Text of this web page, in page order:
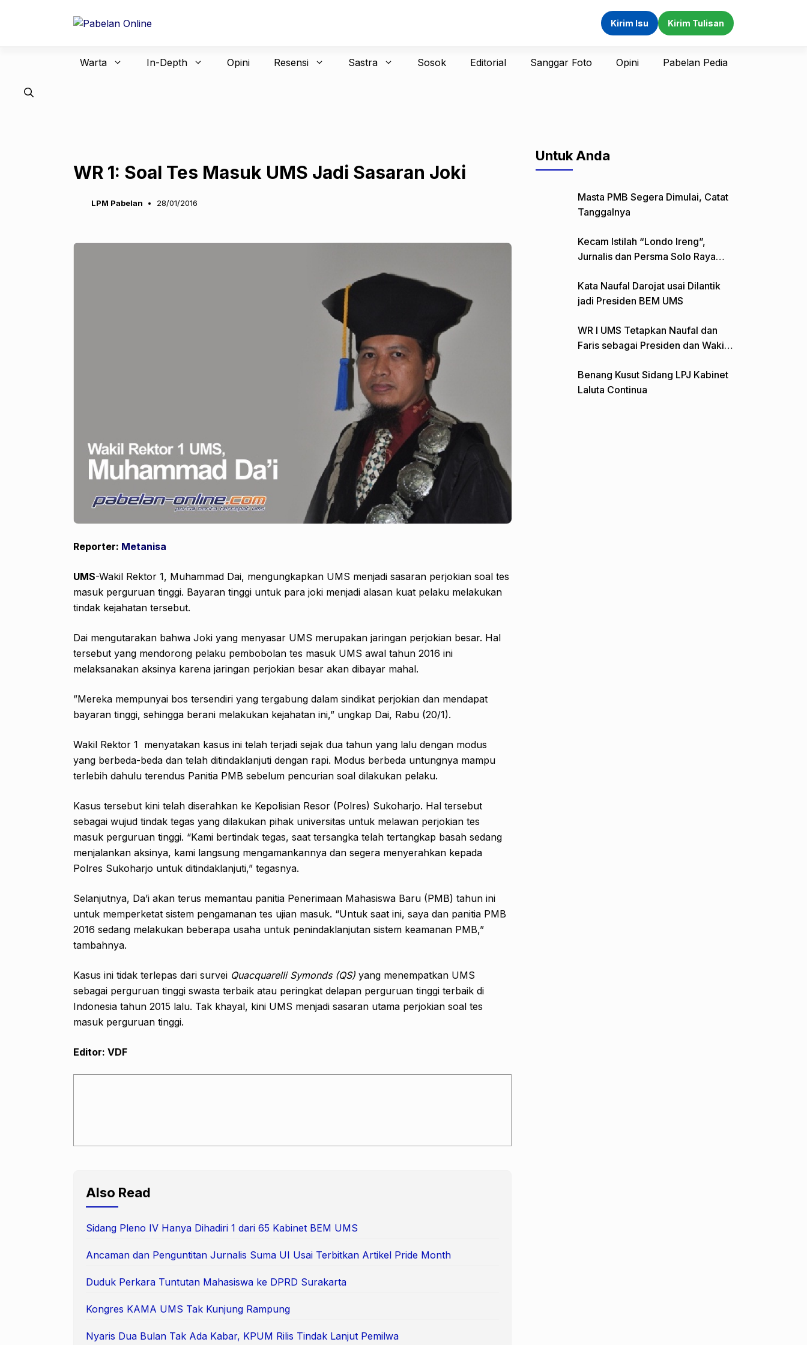
Kirim Isu Kirim Tulisan
Warta In-Depth Opini Resensi Sastra Sosok Editorial Sanggar Foto Opini Pabelan Pedia
WR 1: Soal Tes Masuk UMS Jadi Sasaran Joki
LPM Pabelan 28/01/2016
Reporter: Metanisa
UMS-Wakil Rektor 1, Muhammad Dai, mengungkapkan UMS menjadi sasaran perjokian soal tes
masuk perguruan tinggi. Bayaran tinggi untuk para joki menjadi alasan kuat pelaku melakukan
tindak kejahatan tersebut.
Dai mengutarakan bahwa Joki yang menyasar UMS merupakan jaringan perjokian besar. Hal
tersebut yang mendorong pelaku pembobolan tes masuk UMS awal tahun 2016 ini
melaksanakan aksinya karena jaringan perjokian besar akan dibayar mahal.
”Mereka mempunyai bos tersendiri yang tergabung dalam sindikat perjokian dan mendapat
bayaran tinggi, sehingga berani melakukan kejahatan ini,” ungkap Dai, Rabu (20/1).
Wakil Rektor 1 menyatakan kasus ini telah terjadi sejak dua tahun yang lalu dengan modus
yang berbeda-beda dan telah ditindaklanjuti dengan rapi. Modus berbeda untungnya mampu
terlebih dahulu terendus Panitia PMB sebelum pencurian soal dilakukan pelaku.
Kasus tersebut kini telah diserahkan ke Kepolisian Resor (Polres) Sukoharjo. Hal tersebut
sebagai wujud tindak tegas yang dilakukan pihak universitas untuk melawan perjokian tes
masuk perguruan tinggi. “Kami bertindak tegas, saat tersangka telah tertangkap basah sedang
menjalankan aksinya, kami langsung mengamankannya dan segera menyerahkan kepada
Polres Sukoharjo untuk ditindaklanjuti,” tegasnya.
Selanjutnya, Da’i akan terus memantau panitia Penerimaan Mahasiswa Baru (PMB) tahun ini
untuk memperketat sistem pengamanan tes ujian masuk. “Untuk saat ini, saya dan panitia PMB
2016 sedang melakukan beberapa usaha untuk penindaklanjutan sistem keamanan PMB,”
tambahnya.
Kasus ini tidak terlepas dari survei Quacquarelli Symonds (QS) yang menempatkan UMS
sebagai perguruan tinggi swasta terbaik atau peringkat delapan perguruan tinggi terbaik di
Indonesia tahun 2015 lalu. Tak khayal, kini UMS menjadi sasaran utama perjokian soal tes
masuk perguruan tinggi.
Editor: VDF
Also Read
Sidang Pleno IV Hanya Dihadiri 1 dari 65 Kabinet BEM UMS
Ancaman dan Penguntitan Jurnalis Suma UI Usai Terbitkan Artikel Pride Month
Duduk Perkara Tuntutan Mahasiswa ke DPRD Surakarta
Kongres KAMA UMS Tak Kunjung Rampung
Nyaris Dua Bulan Tak Ada Kabar, KPUM Rilis Tindak Lanjut Pemilwa
Untuk Anda
Masta PMB Segera Dimulai, Catat
Tanggalnya
Kecam Istilah “Londo Ireng”,
Jurnalis dan Persma Solo Raya
Kata Naufal Darojat usai Dilantik
jadi Presiden BEM UMS
WR I UMS Tetapkan Naufal dan
Faris sebagai Presiden dan Wakil
Benang Kusut Sidang LPJ Kabinet
Laluta Continua